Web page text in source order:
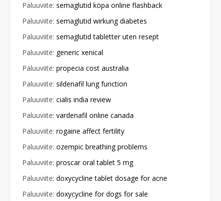
Paluuviite: semaglutid köpa online flashback
Paluuviite: semaglutid wirkung diabetes
Paluuviite: semaglutid tabletter uten resept
Paluuviite: generic xenical
Paluuviite: propecia cost australia
Paluuviite: sildenafil lung function
Paluuviite: cialis india review
Paluuviite: vardenafil online canada
Paluuviite: rogaine affect fertility
Paluuviite: ozempic breathing problems
Paluuviite: proscar oral tablet 5 mg
Paluuviite: doxycycline tablet dosage for acne
Paluuviite: doxycycline for dogs for sale